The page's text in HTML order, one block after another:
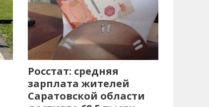
Росстат: средняя
зарплата жителей
Саратовской области